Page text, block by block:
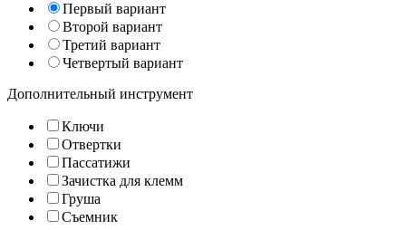
Первый вариант
Второй вариант
Третий вариант
Четвертый вариант
Дополнительный инструмент
Ключи
Отвертки
Пассатижи
Зачистка для клемм
Груша
Съемник